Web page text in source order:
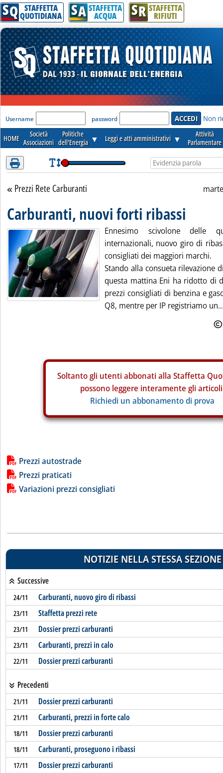
Attenzione! Esegui l'accesso per lèggere interamente la notizia.
SQ STAFFETTA
QUOTIDIANA SA STAFFETTA
ACQUA SR STAFFETTA
RIFIUTI
'Modulo Login per accedere'
Username password Non
HOME
Società
Associazioni
Politiche
dell'Energia ▼ Leggi e atti amministrativi ▼
Attività
Parlamentare
Torna alla sezione
Prezzi Rete Carburanti
Carburanti, nuovi forti ribassi
Ennesimo scivolone delle
internazionali, nuovo giro di
consigliati dei maggiori marchi.
Stando alla consueta rilevazione
questa mattina Eni ha ridotto di
prezzi consigliati di benzina e
Q8, mentre per IP registriamo
Soltanto gli utenti abbonati alla Staffetta
possono leggere interamente gli
Richiedi un abbonamento di prova
Lista allegati PDF alla notizia
Prezzi autostrade
Prezzi praticati
Variazioni prezzi consigliati
NOTIZIE NELLA STESSA SEZIONE
Successive
24/11 Carburanti, nuovo giro di ribassi
23/11 Staffetta prezzi rete
23/11 Dossier prezzi carburanti
23/11 Carburanti, prezzi in calo
22/11 Dossier prezzi carburanti
Precedenti
21/11 Dossier prezzi carburanti
21/11 Carburanti, prezzi in forte calo
18/11 Dossier prezzi carburanti
18/11 Carburanti, proseguono i ribassi
17/11 Dossier prezzi carburanti